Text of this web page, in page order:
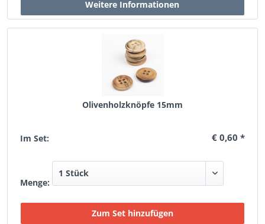
Olivenholzknöpfe 15mm
Im Set: € 0,60 *
Menge: